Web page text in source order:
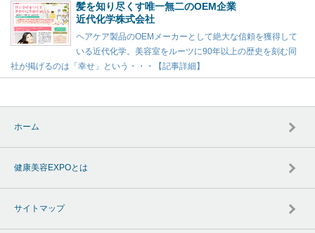
髪を知り尽くす唯一無二のOEM企業
近代化学株式会社
ヘアケア製品のOEMメーカーとして絶大な信頼を獲得して
いる近代化学。美容室をルーツに90年以上の歴史を刻む同
社が掲げるのは「幸せ」という・・・【記事詳細】
ホーム
健康美容EXPOとは
サイトマップ